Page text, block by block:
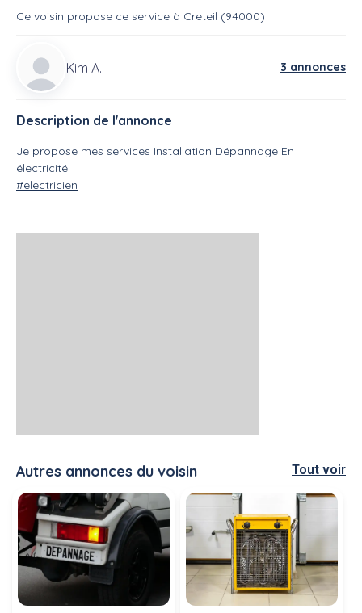
Ce voisin propose ce service à Creteil (94000)
Kim A. 3 annonces
Description de l'annonce
Je propose mes services Installation Dépannage En
électricité
#electricien
Autres annonces du voisin Tout voir